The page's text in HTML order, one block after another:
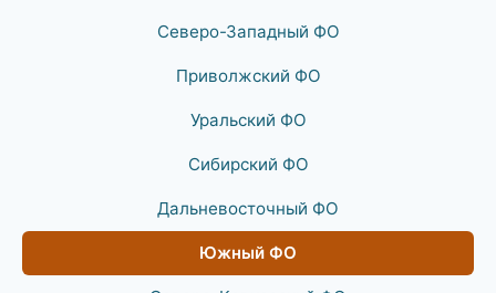
Северо-Западный ФО
Приволжский ФО
Уральский ФО
Сибирский ФО
Дальневосточный ФО
Южный ФО